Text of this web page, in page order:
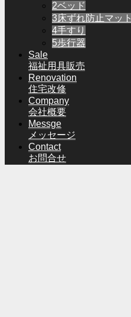
2ベッド
3床ずれ防止マット
4手すり
5歩行器
Sale
福祉用具販売
Renovation
住宅改修
Company
会社概要
Messge
メッセージ
Contact
お問合せ